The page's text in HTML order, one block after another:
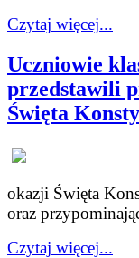
Czytaj więcej...
Uczniowie
przedstawili
Święta
okazji Święta
oraz
Czytaj więcej...